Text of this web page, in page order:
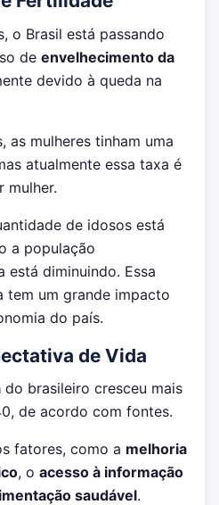
o Brasil está passando
de envelhecimento da
devido à queda na
as mulheres tinham uma
atualmente essa taxa é
mulher.
de idosos está
a população
está diminuindo. Essa
tem um grande impacto
do país.
de Vida
do brasileiro cresceu mais
de acordo com fontes.
fatores, como a melhoria
, o acesso à informação
saudável.